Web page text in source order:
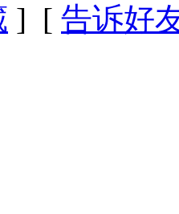
] [ 告诉好